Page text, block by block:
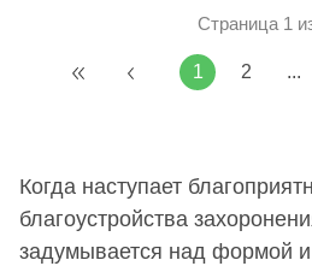
Страница 1
1 2 ...
Когда наступает
благоустройства
задумывается над формой